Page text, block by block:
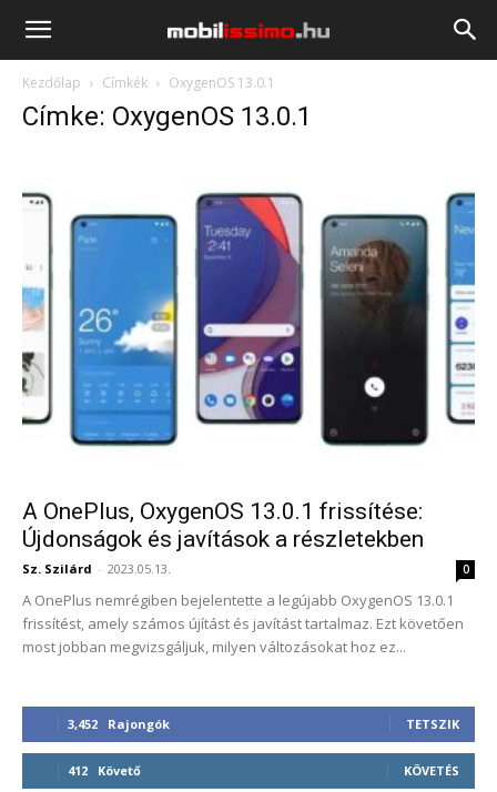
Mobilissimo.hu
Kezdőlap Címkék OxygenOS 13.0.1
Címke: OxygenOS 13.0.1
A OnePlus, OxygenOS 13.0.1 frissítése:
Újdonságok és javítások a részletekben
Sz. Szilárd - 2023.05.13. 0
A OnePlus nemrégiben bejelentette a legújabb OxygenOS 13.0.1
frissítést, amely számos újítást és javítást tartalmaz. Ezt követően
most jobban megvizsgáljuk, milyen változásokat hoz ez...
3,452 Rajongók TETSZIK
412 Követő KÖVETÉS